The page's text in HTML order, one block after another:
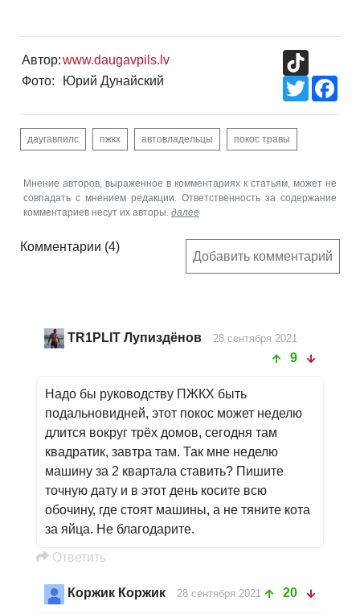
Автор:www.daugavpils.lv
Фото:
Юрий Дунайский
Twitter
даугавпилс пжкх автовладельцы покос травы
Мнение авторов, выраженное в комментариях к статьям, может не
совпадать с мнением редакции. Ответственность за содержание
комментариев несут их авторы. далее
Комментарии (4)
Добавить комментарий
TR1PLIT Лупиздёнов 28 сентября 2021
9
Надо бы руководству ПЖКХ быть
подальновидней, этот покос может неделю
длится вокруг трёх домов, сегодня там
квадратик, завтра там. Так мне неделю
машину за 2 квартала ставить? Пишите
точную дату и в этот день косите всю
обочину, где стоят машины, а не тяните кота
за яйца. Не благодарите.
Oтветить
Коржик Коржик 28 сентября 2021 20